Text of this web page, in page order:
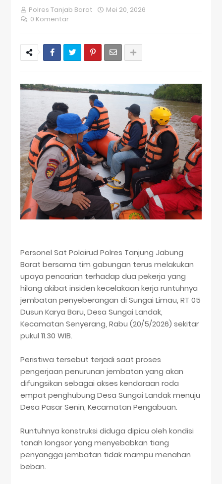
Polres Tanjab Barat
Mei 20, 2026
0 Komentar
Personel Sat Polairud Polres Tanjung Jabung
Barat bersama tim gabungan terus melakukan
upaya pencarian terhadap dua pekerja yang
hilang akibat insiden kecelakaan kerja runtuhnya
jembatan penyeberangan di Sungai Limau, RT 05
Dusun Karya Baru, Desa Sungai Landak,
Kecamatan Senyerang, Rabu (20/5/2026) sekitar
pukul 11.30 WIB.
Peristiwa tersebut terjadi saat proses
pengerjaan penurunan jembatan yang akan
difungsikan sebagai akses kendaraan roda
empat penghubung Desa Sungai Landak menuju
Desa Pasar Senin, Kecamatan Pengabuan.
Runtuhnya konstruksi diduga dipicu oleh kondisi
tanah longsor yang menyebabkan tiang
penyangga jembatan tidak mampu menahan
beban.